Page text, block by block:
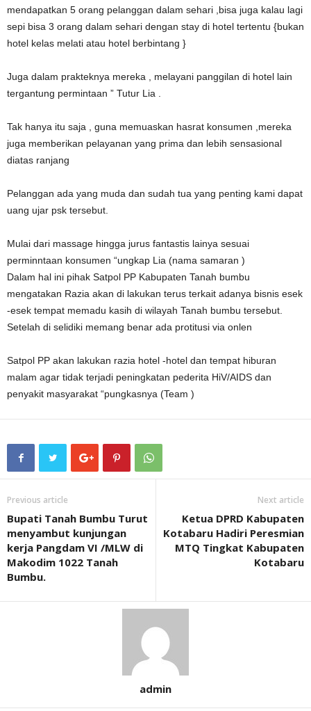
mendapatkan 5 orang pelanggan dalam sehari ,bisa juga kalau lagi
sepi bisa 3 orang dalam sehari dengan stay di hotel tertentu {bukan
hotel kelas melati atau hotel berbintang }
Juga dalam prakteknya mereka , melayani panggilan di hotel lain
tergantung permintaan ” Tutur Lia .
Tak hanya itu saja , guna memuaskan hasrat konsumen ,mereka
juga memberikan pelayanan yang prima dan lebih sensasional
diatas ranjang
Pelanggan ada yang muda dan sudah tua yang penting kami dapat
uang ujar psk tersebut.
Mulai dari massage hingga jurus fantastis lainya sesuai
perminntaan konsumen “ungkap Lia (nama samaran )
Dalam hal ini pihak Satpol PP Kabupaten Tanah bumbu
mengatakan Razia akan di lakukan terus terkait adanya bisnis esek
-esek tempat memadu kasih di wilayah Tanah bumbu tersebut.
Setelah di selidiki memang benar ada protitusi via onlen
Satpol PP akan lakukan razia hotel -hotel dan tempat hiburan
malam agar tidak terjadi peningkatan pederita HiV/AIDS dan
penyakit masyarakat “pungkasnya (Team )
Previous article
Bupati Tanah Bumbu Turut
menyambut kunjungan
kerja Pangdam VI /MLW di
Makodim 1022 Tanah
Bumbu.
Next article
Ketua DPRD Kabupaten
Kotabaru Hadiri Peresmian
MTQ Tingkat Kabupaten
Kotabaru
admin